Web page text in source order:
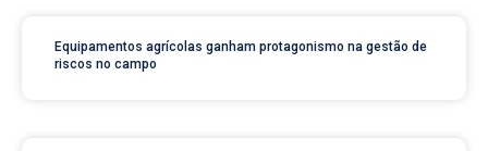
Equipamentos agrícolas ganham protagonismo na gestão de
riscos no campo